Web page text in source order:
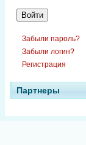
Забыли пароль?
Забыли логин?
Регистрация
Партнеры